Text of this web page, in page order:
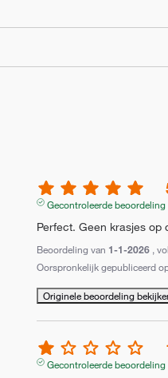
Gecontroleerde beoordeling
Perfect. Geen krasjes op
Beoordeling van 1-1-2026 ,
Oorspronkelijk gepubliceerd
Originele beoordeling
Gecontroleerde beoordeling